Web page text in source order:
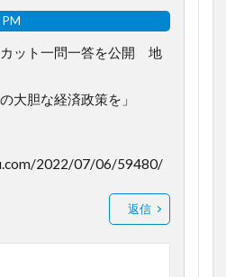
ット一問一答を公開 地
大胆な経済政策を」
2022/07/06/59480/
返信